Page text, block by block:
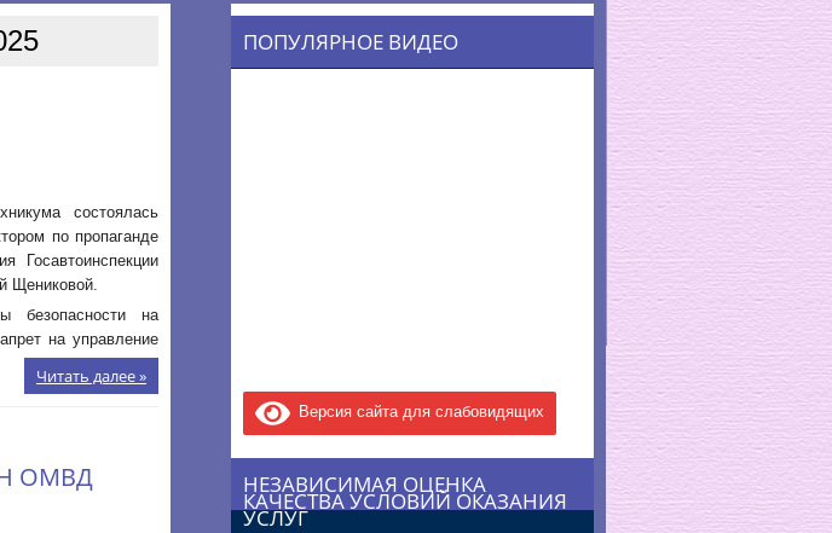
состоялась
по пропаганде
Госавтоинспекции
Щениковой.
безопасности на
на управление
Читать далее »
ОМВД
ПОПУЛЯРНОЕ ВИДЕО
Версия сайта для слабовидящих
НЕЗАВИСИМАЯ ОЦЕНКА
КАЧЕСТВА УСЛОВИЙ ОКАЗАНИЯ
УСЛУГ